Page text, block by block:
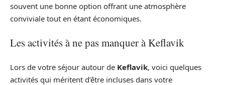
souvent une bonne option offrant une atmosphère
conviviale tout en étant économiques.
Les activités à ne pas manquer à Keflavik
Lors de votre séjour autour de Keflavik, voici quelques
activités qui méritent d’être incluses dans votre